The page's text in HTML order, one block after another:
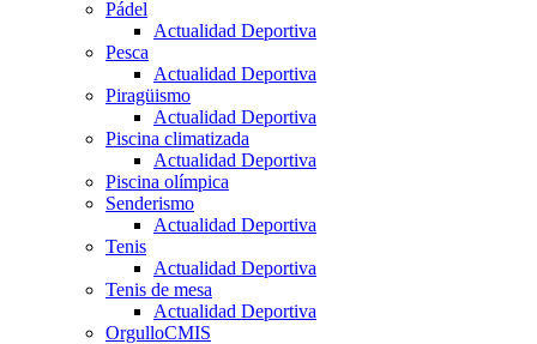
Pádel
Actualidad Deportiva
Pesca
Actualidad Deportiva
Piragüismo
Actualidad Deportiva
Piscina climatizada
Actualidad Deportiva
Piscina olímpica
Senderismo
Actualidad Deportiva
Tenis
Actualidad Deportiva
Tenis de mesa
Actualidad Deportiva
OrgulloCMIS